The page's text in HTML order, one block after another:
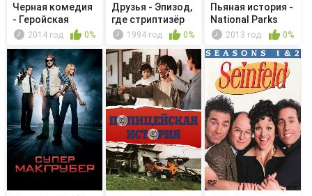
Черная комедия
- Геройская
пицца2014 год 0%
Друзья - Эпизод,
где стриптизёр
плачет
1994 год 0%
Пьяная история -
National Parks
2013 год 0%